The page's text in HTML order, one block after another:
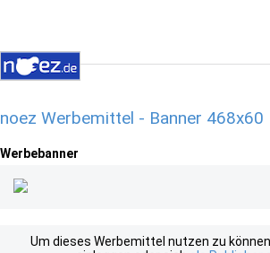
noez Werbemittel - Banner 468x60
Werbebanner
Um dieses Werbemittel nutzen zu